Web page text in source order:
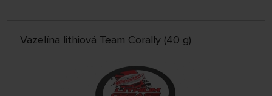
Vazelína lithiová Team Corally (40 g)